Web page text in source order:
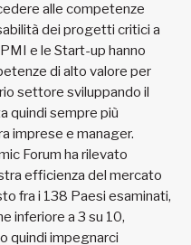
alle competenze
dei progetti critici a
e le Start-up hanno
di alto valore per
settore sviluppando il
quindi sempre più
imprese e manager.
Forum ha rilevato
efficienza del mercato
fra i 138 Paesi esaminati,
inferiore a 3 su 10,
quindi impegnarci